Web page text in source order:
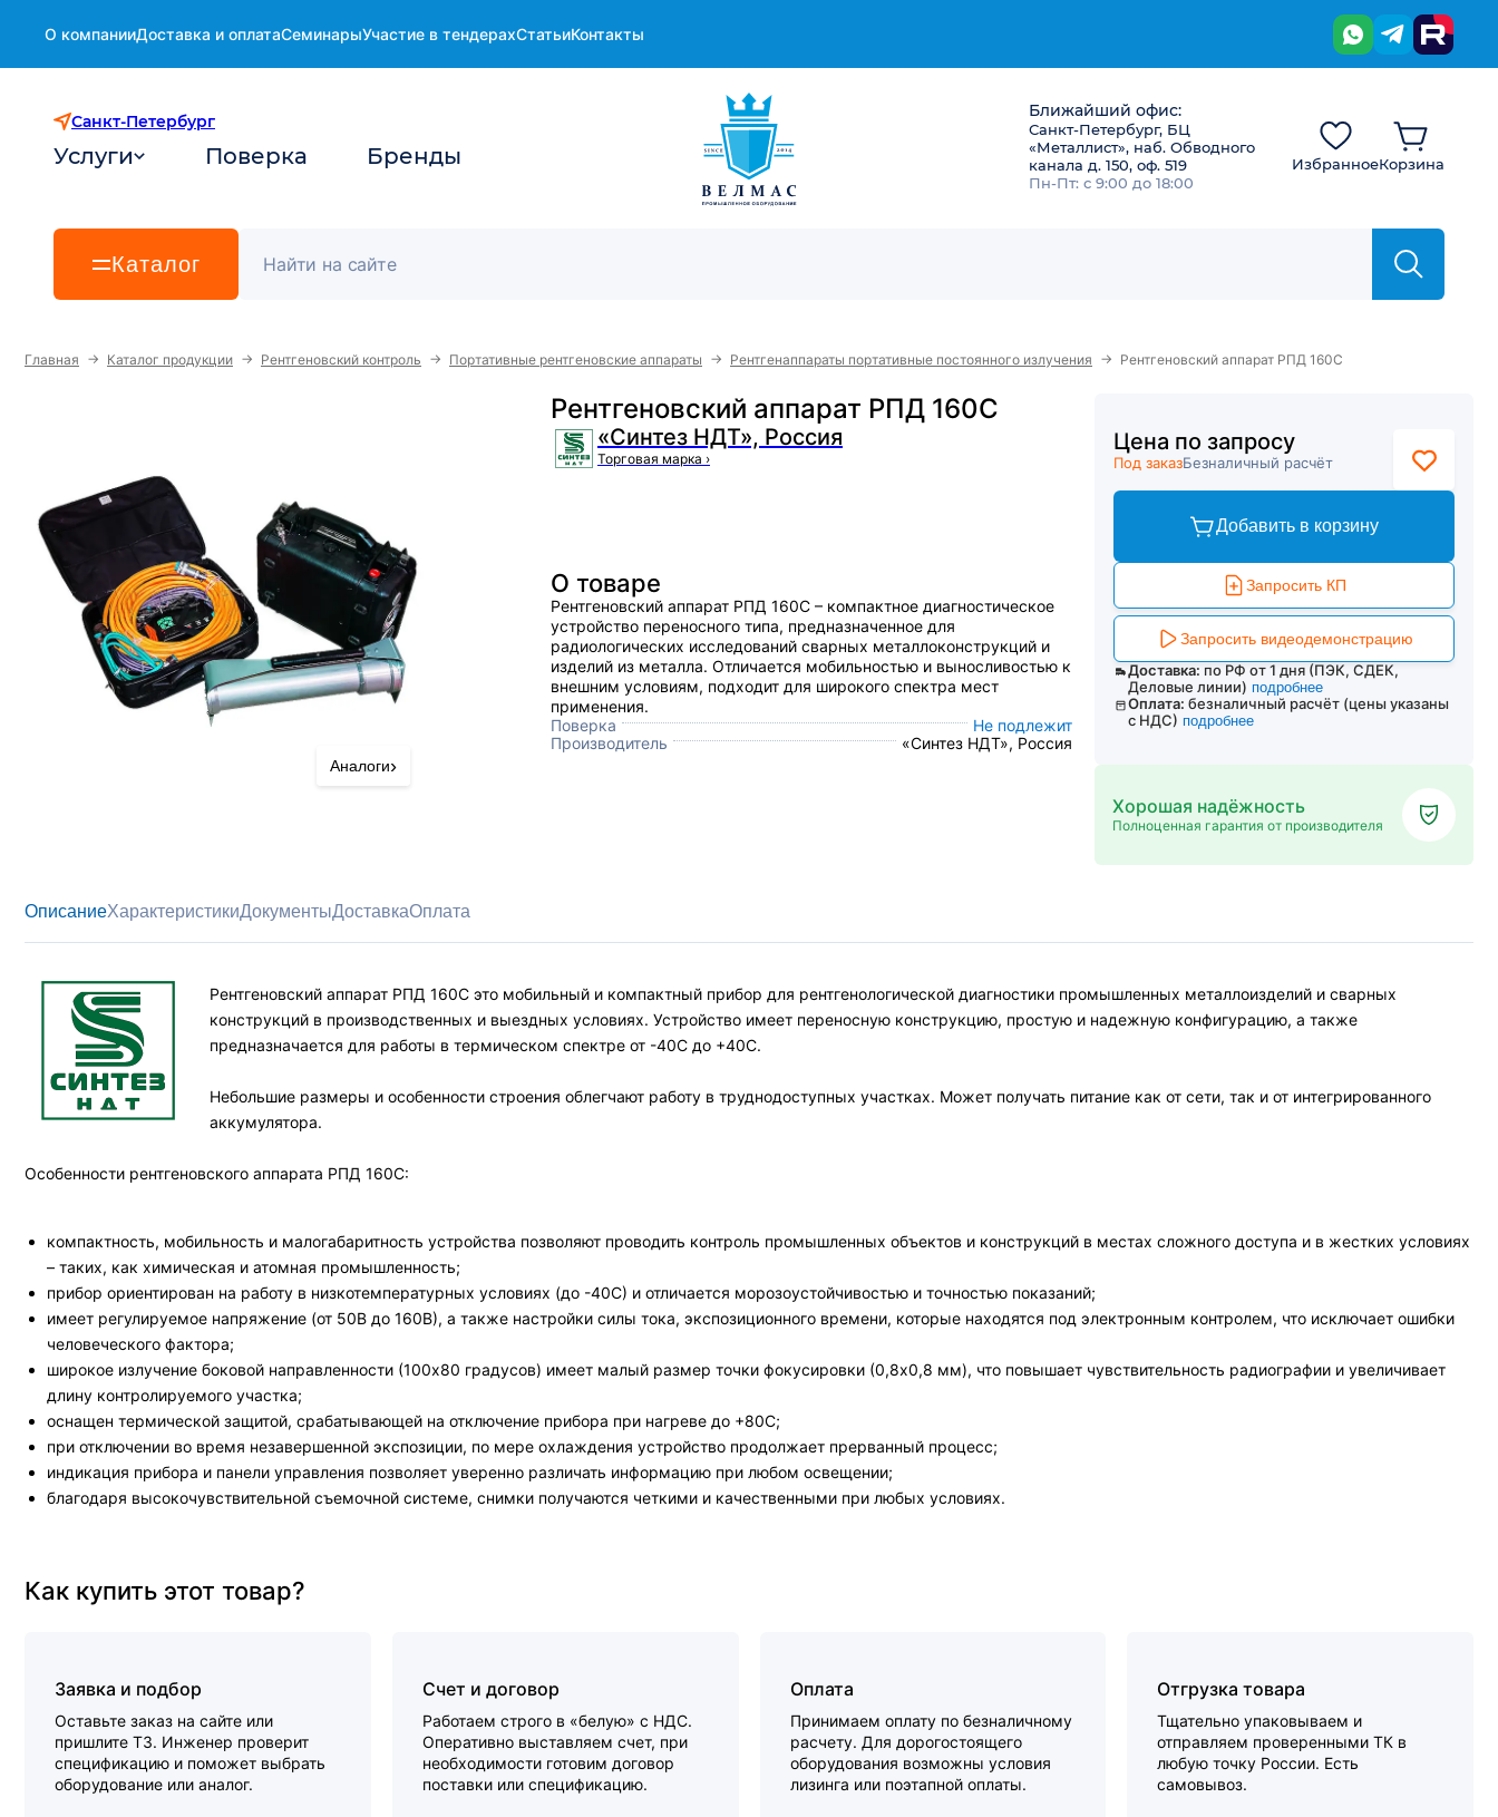
О компанииДоставка и оплатаСеминарыУчастие в тендерахСтатьиКонтакты
Санкт-Петербург
Услуги Поверка Бренды
Ближайший офис:
Санкт-Петербург, БЦ
«Металлист», наб. Обводного
канала д. 150, оф. 519
Пн-Пт: с 9:00 до 18:00
ИзбранноеКорзина
Каталог
Главная → Каталог продукции → Рентгеновский контроль → Портативные рентгеновские аппараты → Рентгенаппараты портативные постоянного излучения → Рентгеновский аппарат РПД 160С
Рентгеновский аппарат РПД 160С
«Синтез НДТ», Россия
Торговая марка ›
Аналоги›
О товаре
Рентгеновский аппарат РПД 160С – компактное диагностическое
устройство переносного типа, предназначенное для
радиологических исследований сварных металлоконструкций и
изделий из металла. Отличается мобильностью и выносливостью к
внешним условиям, подходит для широкого спектра мест
применения.
Поверка
Не подлежит
Производитель
«Синтез НДТ», Россия
Цена по запросу
Под заказБезналичный расчёт
Добавить в корзину
Запросить КП
Запросить видеодемонстрацию
Доставка: по РФ от 1 дня (ПЭК, СДЕК,
Деловые линии) подробнее
Оплата: безналичный расчёт (цены указаны
с НДС) подробнее
Хорошая надёжность
Полноценная гарантия от производителя
ОписаниеХарактеристикиДокументыДоставкаОплата
Рентгеновский аппарат РПД 160С это мобильный и компактный прибор для рентгенологической диагностики промышленных металлоизделий и сварных
конструкций в производственных и выездных условиях. Устройство имеет переносную конструкцию, простую и надежную конфигурацию, а также
предназначается для работы в термическом спектре от -40С до +40С.
Небольшие размеры и особенности строения облегчают работу в труднодоступных участках. Может получать питание как от сети, так и от интегрированного
аккумулятора.
Особенности рентгеновского аппарата РПД 160С:
компактность, мобильность и малогабаритность устройства позволяют проводить контроль промышленных объектов и конструкций в местах сложного доступа и в жестких условиях
– таких, как химическая и атомная промышленность;
прибор ориентирован на работу в низкотемпературных условиях (до -40С) и отличается морозоустойчивостью и точностью показаний;
имеет регулируемое напряжение (от 50В до 160В), а также настройки силы тока, экспозиционного времени, которые находятся под электронным контролем, что исключает ошибки
человеческого фактора;
широкое излучение боковой направленности (100х80 градусов) имеет малый размер точки фокусировки (0,8х0,8 мм), что повышает чувствительность радиографии и увеличивает
длину контролируемого участка;
оснащен термической защитой, срабатывающей на отключение прибора при нагреве до +80С;
при отключении во время незавершенной экспозиции, по мере охлаждения устройство продолжает прерванный процесс;
индикация прибора и панели управления позволяет уверенно различать информацию при любом освещении;
благодаря высокочувствительной съемочной системе, снимки получаются четкими и качественными при любых условиях.
Как купить этот товар?
Заявка и подбор
Оставьте заказ на сайте или
пришлите ТЗ. Инженер проверит
спецификацию и поможет выбрать
оборудование или аналог.
Счет и договор
Работаем строго в «белую» с НДС.
Оперативно выставляем счет, при
необходимости готовим договор
поставки или спецификацию.
Оплата
Принимаем оплату по безналичному
расчету. Для дорогостоящего
оборудования возможны условия
лизинга или поэтапной оплаты.
Отгрузка товара
Тщательно упаковываем и
отправляем проверенными ТК в
любую точку России. Есть
самовывоз.